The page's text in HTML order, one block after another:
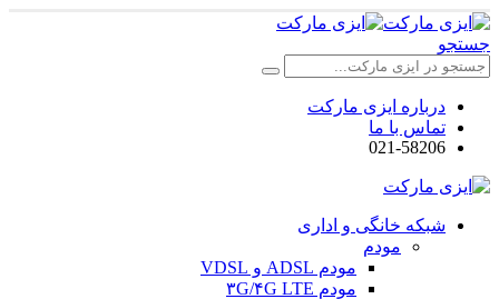
جستجو
درباره ایزی مارکت
تماس با ما
021-58206
شبکه خانگی و اداری
مودم
مودم ADSL و VDSL
مودم ۳G/۴G LTE